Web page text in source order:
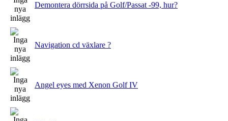
Demontera dörrsida på Golf/Passat -99, hur?
Navigation cd växlare ?
Angel eyes med Xenon Golf IV